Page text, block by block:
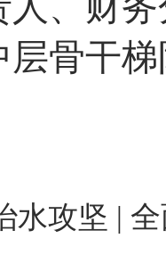
层骨干
水攻坚 |